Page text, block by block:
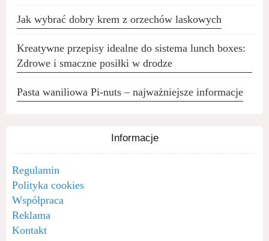
Jak wybrać dobry krem z orzechów laskowych
Kreatywne przepisy idealne do sistema lunch boxes:
Zdrowe i smaczne posiłki w drodze
Pasta waniliowa Pi-nuts – najważniejsze informacje
Informacje
Regulamin
Polityka cookies
Współpraca
Reklama
Kontakt